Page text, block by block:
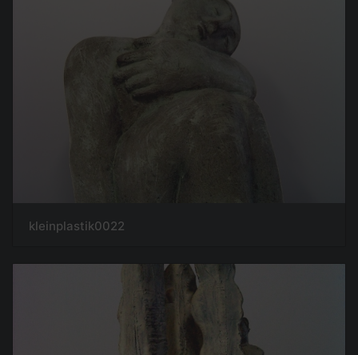
kleinplastik0022